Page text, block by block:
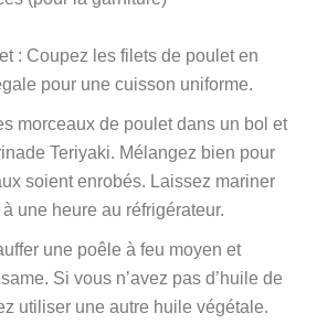
: Coupez les filets de poulet en
pour une cuisson uniforme.
morceaux de poulet dans un bol et
Teriyaki. Mélangez bien pour
soient enrobés. Laissez mariner
une heure au réfrigérateur.
une poêle à feu moyen et
Si vous n’avez pas d’huile de
utiliser une autre huile végétale.